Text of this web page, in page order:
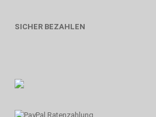
SICHER BEZAHLEN